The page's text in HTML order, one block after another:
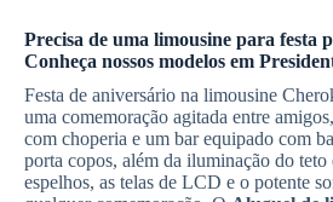
Precisa de uma limousine para festa
Conheça nossos modelos em
Festa de aniversário na limousine
uma comemoração agitada entre
com choperia e um bar equipado com
porta copos, além da iluminação do teto
espelhos, as telas de LCD e o potente